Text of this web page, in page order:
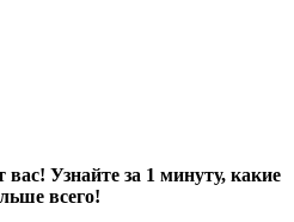
Узнайте за 1 минуту, какие
всего!